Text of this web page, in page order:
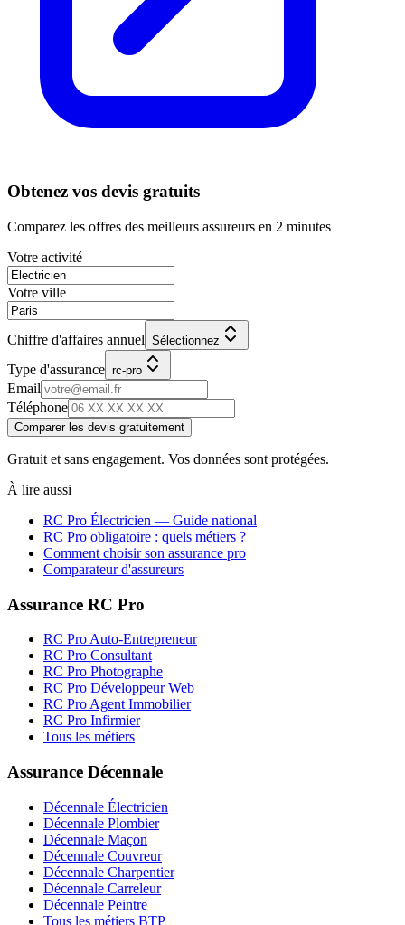
Obtenez vos devis gratuits
Comparez les offres des meilleurs assureurs en 2 minutes
Votre activité
Votre ville
Chiffre d'affaires annuel Sélectionnez
Type d'assurance rc-pro
Email
Téléphone
Comparer les devis gratuitement
Gratuit et sans engagement. Vos données sont protégées.
À lire aussi
RC Pro Électricien — Guide national
RC Pro obligatoire : quels métiers ?
Comment choisir son assurance pro
Comparateur d'assureurs
Assurance RC Pro
RC Pro Auto-Entrepreneur
RC Pro Consultant
RC Pro Photographe
RC Pro Développeur Web
RC Pro Agent Immobilier
RC Pro Infirmier
Tous les métiers
Assurance Décennale
Décennale Électricien
Décennale Plombier
Décennale Maçon
Décennale Couvreur
Décennale Charpentier
Décennale Carreleur
Décennale Peintre
Tous les métiers BTP